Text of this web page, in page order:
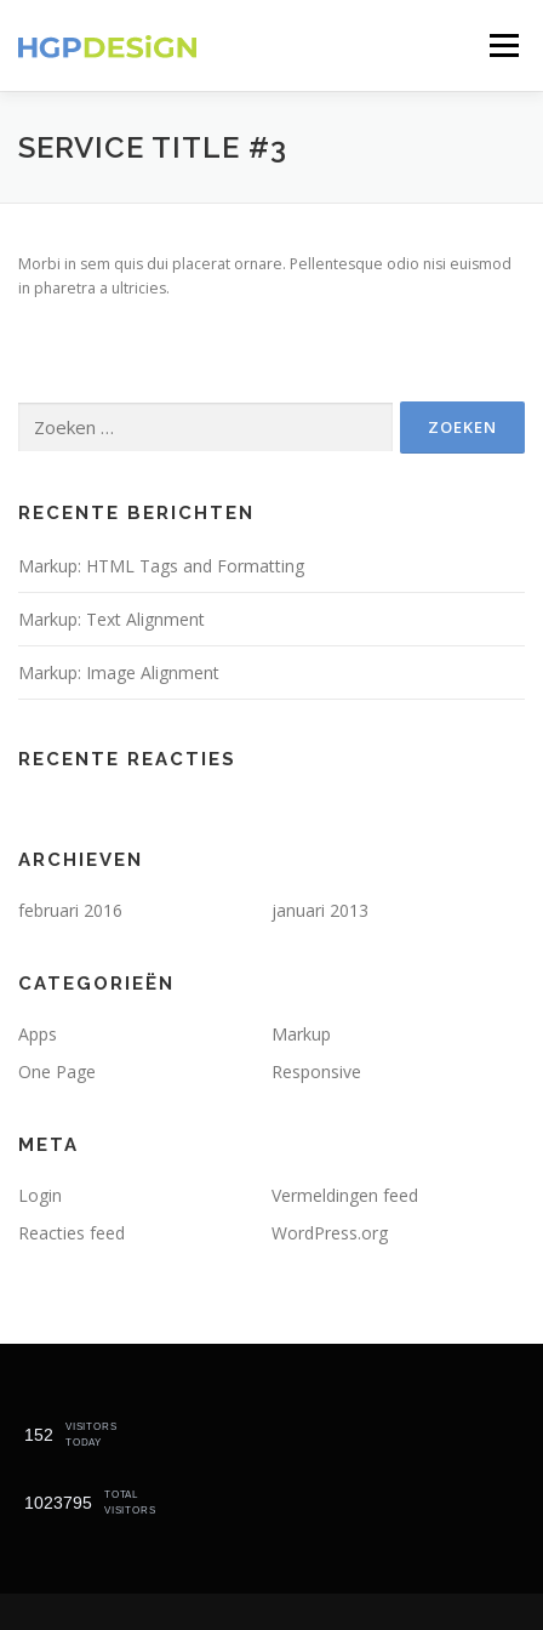
naar
Menu
HOLLAND-PICTURES CONTACT
SERVICE TITLE #3
Morbi in sem quis dui placerat ornare. Pellentesque odio nisi euismod
in pharetra a ultricies.
naar:
RECENTE BERICHTEN
Markup: HTML Tags and Formatting
Markup: Text Alignment
Markup: Image Alignment
RECENTE REACTIES
ARCHIEVEN
februari 2016 januari 2013
CATEGORIEËN
Apps
Markup
One Page
Responsive
META
Login
Vermeldingen feed
Reacties feed
WordPress.org
152
VISITORS
TODAY
1023795
TOTAL
VISITORS